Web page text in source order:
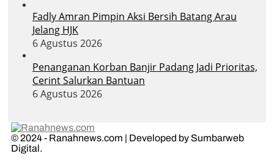
Fadly Amran Pimpin Aksi Bersih Batang Arau
Jelang HJK
6 Agustus 2026
Penanganan Korban Banjir Padang Jadi Prioritas,
Cerint Salurkan Bantuan
6 Agustus 2026
© 2024 - Ranahnews.com | Developed by Sumbarweb
Digital.